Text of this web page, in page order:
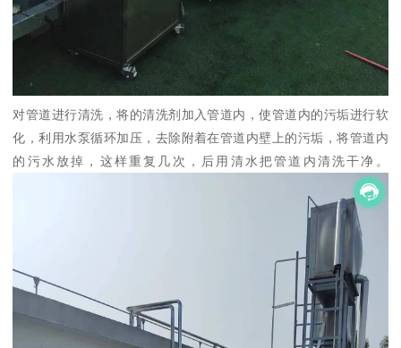
对管道进行清洗，将的清洗剂加入管道内，使管道内的污垢进行软
化，利用水泵循环加压，去除附着在管道内壁上的污垢，将管道内
的污水放掉，这样重复几次，后用清水把管道内清洗干净。